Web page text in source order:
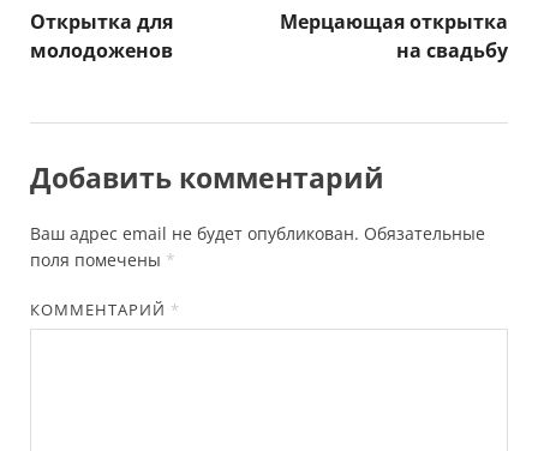
Открытка для
молодоженов
Мерцающая открытка
на свадьбу
Добавить комментарий
Ваш адрес email не будет опубликован. Обязательные
поля помечены *
КОММЕНТАРИЙ *